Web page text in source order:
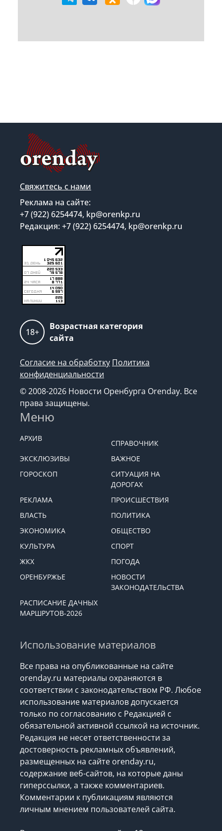
Свяжитесь с нами
Реклама на сайте:
+7 (922) 6254474, kp@orenkp.ru
Редакция: +7 (922) 6254474, kp@orenkp.ru
18+
Возрастная категория
сайта
Согласие на обработку Политика
конфиденциальности
© 2008-2026 Новости Оренбурга Orenday. Все
права защищены.
Меню
АРХИВ
СПРАВОЧНИК
ЭКСКЛЮЗИВЫ
ВАЖНОЕ
ГОРОСКОП
СИТУАЦИЯ НА
ДОРОГАХ
РЕКЛАМА
ПРОИСШЕСТВИЯ
ВЛАСТЬ
ПОЛИТИКА
ЭКОНОМИКА
ОБЩЕСТВО
КУЛЬТУРА
СПОРТ
ЖКХ
ПОГОДА
ОРЕНБУРЖЬЕ
НОВОСТИ
ЗАКОНОДАТЕЛЬСТВА
РАСПИСАНИЕ ДАЧНЫХ
МАРШРУТОВ-2026
Использование материалов
Все права на опубликованные на сайте
orenday.ru материалы охраняются в
соответствии с законодательством РФ. Любое
использование материалов допускается
только по согласованию с Редакцией с
обязательной активной ссылкой на источник.
Редакция не несет ответственности за
достоверность рекламных объявлений,
размещенных на сайте orenday.ru,
содержание веб-сайтов, на которые даны
гиперссылки, а также комментариев.
Комментарии к публикациям являются
личным мнением пользователей сайта.